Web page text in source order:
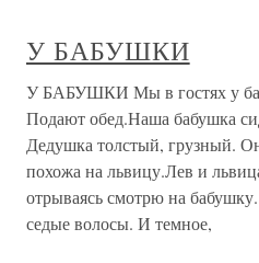
У БАБУШКИ
У БАБУШКИ Мы в гостях у
Подают обед.Наша бабушка
Дедушка толстый, грузный.
похожа на львицу.Лев и
отрываясь смотрю на
седые волосы. И темное,